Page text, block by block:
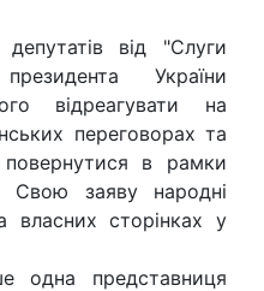
від "Слуги
України
відреагувати на
переговорах та
повернутися в рамки
Свою заяву народні
власних сторінках у
одна представниця